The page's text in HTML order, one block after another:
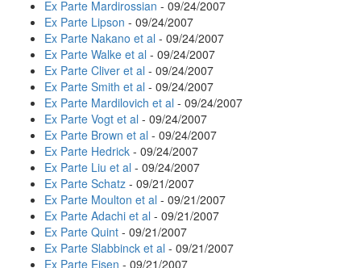
Ex Parte Mardirossian - 09/24/2007
Ex Parte Lipson - 09/24/2007
Ex Parte Nakano et al - 09/24/2007
Ex Parte Walke et al - 09/24/2007
Ex Parte Cliver et al - 09/24/2007
Ex Parte Smith et al - 09/24/2007
Ex Parte Mardilovich et al - 09/24/2007
Ex Parte Vogt et al - 09/24/2007
Ex Parte Brown et al - 09/24/2007
Ex Parte Hedrick - 09/24/2007
Ex Parte Liu et al - 09/24/2007
Ex Parte Schatz - 09/21/2007
Ex Parte Moulton et al - 09/21/2007
Ex Parte Adachi et al - 09/21/2007
Ex Parte Quint - 09/21/2007
Ex Parte Slabbinck et al - 09/21/2007
Ex Parte Eisen - 09/21/2007